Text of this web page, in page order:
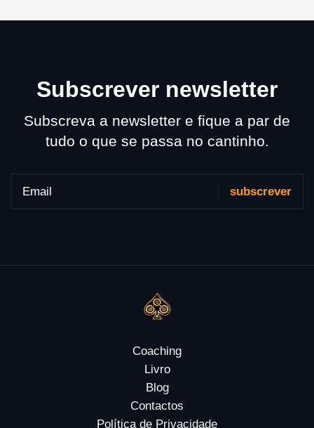
Subscrever newsletter
Subscreva a newsletter e fique a par de
tudo o que se passa no cantinho.
Coaching
Livro
Blog
Contactos
Política de Privacidade